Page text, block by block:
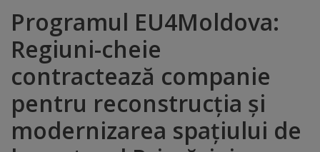
brand
Orașe
înfrățite
Distincții
Programul EU4Moldova:
Regiuni-cheie
contractează companie
pentru reconstrucția și
modernizarea spațiului de